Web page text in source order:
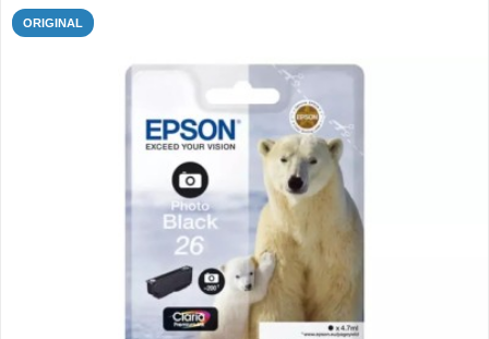
ORIGINAL